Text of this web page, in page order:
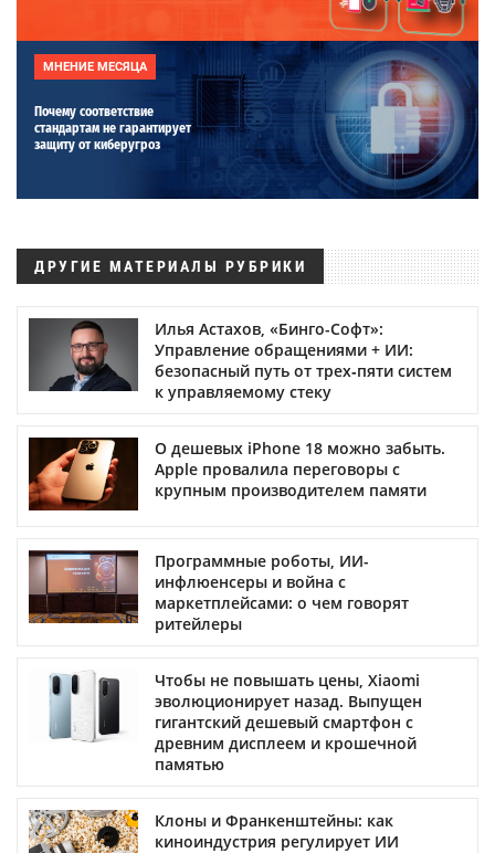
МНЕНИЕ МЕСЯЦА
Почему соответствие
стандартам не гарантирует
защиту от киберугроз
ДРУГИЕ МАТЕРИАЛЫ РУБРИКИ
Илья Астахов, «Бинго-Софт»:
Управление обращениями + ИИ:
безопасный путь от трех‑пяти систем
к управляемому стеку
О дешевых iPhone 18 можно забыть.
Apple провалила переговоры с
крупным производителем памяти
Программные роботы, ИИ-
инфлюенсеры и война с
маркетплейсами: о чем говорят
ритейлеры
Чтобы не повышать цены, Xiaomi
эволюционирует назад. Выпущен
гигантский дешевый смартфон с
древним дисплеем и крошечной
памятью
Клоны и Франкенштейны: как
киноиндустрия регулирует ИИ